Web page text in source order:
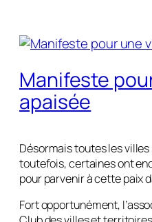
Manifeste
apaisée
Désormais toutes les
toutefois, certaines ont
pour parvenir à cette paix
Fort opportunément,